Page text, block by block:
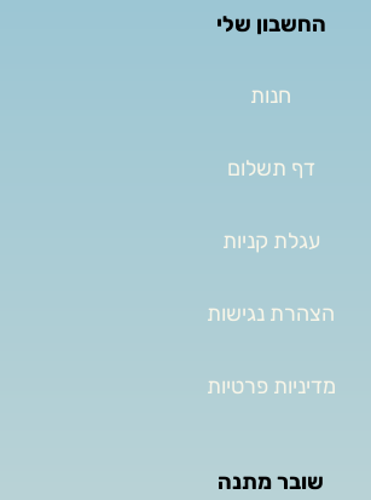
החשבון שלי
חנות
דף תשלום
עגלת קניות
הצהרת נגישות
מדיניות פרטיות
שובר מתנה